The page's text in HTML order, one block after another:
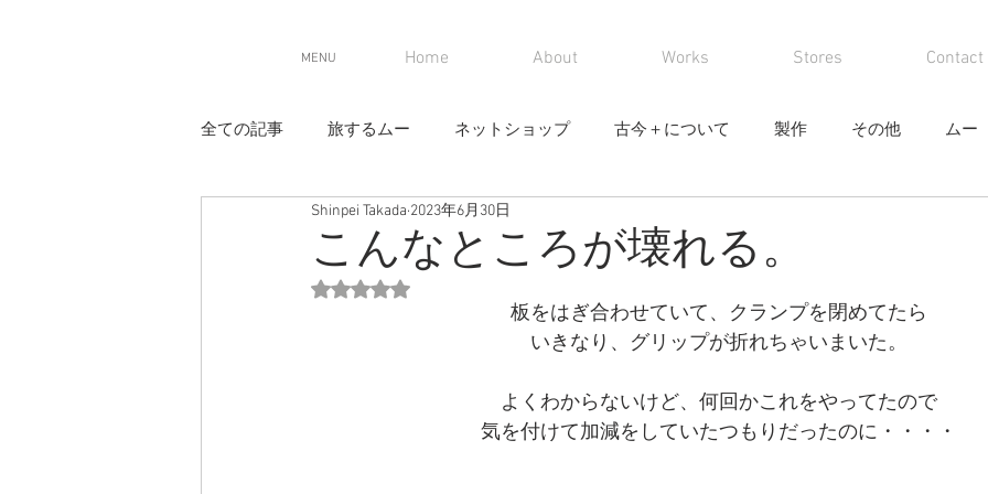
MENU Home About Works Stores Contact
全ての記事 旅するムー ネットショップ 古今＋について 製作 その他 ムー
こんなところが壊れる。
Shinpei Takada 2023年6月30日
5つ星のうちNaNと評価されています。
板をはぎ合わせていて、クランプを閉めてたら
いきなり、グリップが折れちゃいまいた。
よくわからないけど、何回かこれをやってたので
気を付けて加減をしていたつもりだったのに・・・・